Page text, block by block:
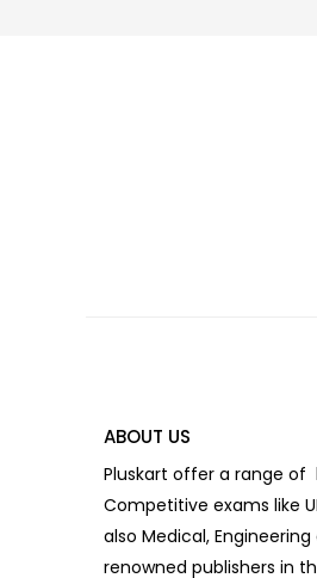
ABOUT US
Pluskart offer a range of
Competitive exams like
also Medical,
renowned publishers in